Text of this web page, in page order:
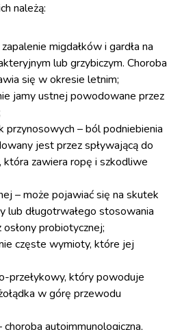
należą:
migdałków i gardła na
lub grzybiczym. Choroba
się w okresie letnim;
jamy ustnej powodowane przez
przynosowych – ból podniebienia
jest przez spływającą do
która zawiera ropę i szkodliwe
– może pojawiać się na skutek
lub długotrwałego stosowania
probiotycznej;
częste wymioty, które jej
przełykowy, który powoduje
w górę przewodu
choroba autoimmunologiczna,